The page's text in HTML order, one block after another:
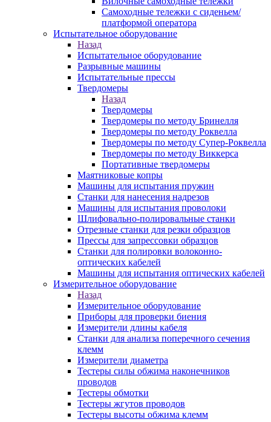
Самоходные тележки с сиденьем/
платформой оператора
Испытательное оборудование
Назад
Испытательное оборудование
Разрывные машины
Испытательные прессы
Твердомеры
Назад
Твердомеры
Твердомеры по методу Бринелля
Твердомеры по методу Роквелла
Твердомеры по методу Супер-Роквелла
Твердомеры по методу Виккерса
Портативные твердомеры
Маятниковые копры
Машины для испытания пружин
Станки для нанесения надрезов
Машины для испытания проволоки
Шлифовально-полировальные станки
Отрезные станки для резки образцов
Прессы для запрессовки образцов
Станки для полировки волоконно-
оптических кабелей
Машины для испытания оптических кабелей
Измерительное оборудование
Назад
Измерительное оборудование
Приборы для проверки биения
Измерители длины кабеля
Станки для анализа поперечного сечения
клемм
Измерители диаметра
Тестеры силы обжима наконечников
проводов
Тестеры обмотки
Тестеры жгутов проводов
Тестеры высоты обжима клемм